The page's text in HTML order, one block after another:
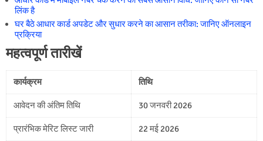
लिंक है
घर बैठे आधार कार्ड अपडेट और सुधार करने का आसान तरीका: जानिए ऑनलाइन
प्रक्रिया
महत्वपूर्ण तारीखें
कार्यक्रम तिथि
आवेदन की अंतिम तिथि 30 जनवरी 2026
प्रारंभिक मेरिट लिस्ट जारी 22 मई 2026